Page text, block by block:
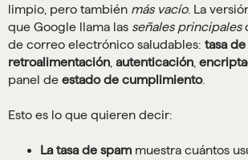
limpio, pero también más vacío. La
que Google llama las señales principales
de correo electrónico saludables: tasa
retroalimentación autenticación
panel de estado de cumplimiento.
Esto es lo que quieren decir:
La tasa de spam muestra cuántos